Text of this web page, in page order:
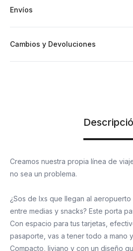
Envíos
Cambios y Devoluciones
Creamos nuestra propia línea de
no sea un problema.
¿Sos de lxs que llegan al
entre medias y snacks? Este porta
Con espacio para tus tarjetas,
pasaporte, vas a tener todo a mano
Compacto, liviano y con un diseño